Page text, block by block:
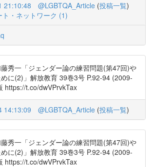
21:10:48 @LGBTQA_Article (投稿一覧)
ト・ネットワーク (1)
藤秀一「ジェンダー論の練習問題(第47回)や
に(2)」解放教育 39巻3号 P.92-94 (2009-
https://t.co/dwVPrvkTax
14:13:09 @LGBTQA_Article (投稿一覧)
藤秀一「ジェンダー論の練習問題(第47回)や
に(2)」解放教育 39巻3号 P.92-94 (2009-
https://t.co/dwVPrvkTax